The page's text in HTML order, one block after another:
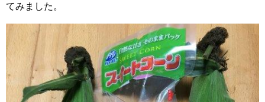
てみました。